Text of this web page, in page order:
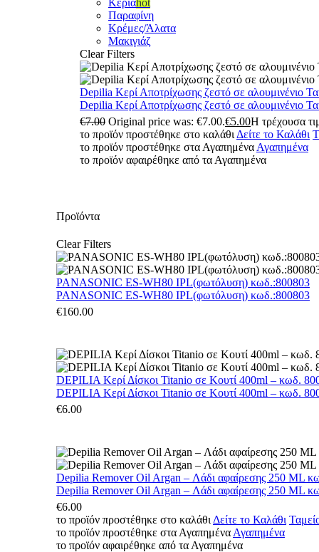
Κεριάhot
Παραφίνη
Κρέμες/Άλατα
Μακιγιάζ
Clear Filters
Depilia Κερί Αποτρίχωσης ζεστό σε αλουμινένιο
Depilia Κερί Αποτρίχωσης ζεστό σε αλουμινένιο
€7.00 Original price was: €7.00.€5.00Η τρέχουσα
το προϊόν προστέθηκε στο καλάθι Δείτε το Καλάθι
το προϊόν προστέθηκε στα Αγαπημένα Αγαπημένα
το προϊόν αφαιρέθηκε από τα Αγαπημένα
Προϊόντα
Clear Filters
PANASONIC ES-WH80 IPL(φωτόλυση) κωδ.:800803
PANASONIC ES-WH80 IPL(φωτόλυση) κωδ.:800803
€160.00
DEPILIA Κερί Δίσκοι Titanio σε Κουτί 400ml – κωδ.
DEPILIA Κερί Δίσκοι Titanio σε Κουτί 400ml – κωδ.
€6.00
Depilia Remover Oil Argan – Λάδι αφαίρεσης 250 ML
Depilia Remover Oil Argan – Λάδι αφαίρεσης 250 ML
€6.00
το προϊόν προστέθηκε στο καλάθι Δείτε το Καλάθι
το προϊόν προστέθηκε στα Αγαπημένα Αγαπημένα
το προϊόν αφαιρέθηκε από τα Αγαπημένα